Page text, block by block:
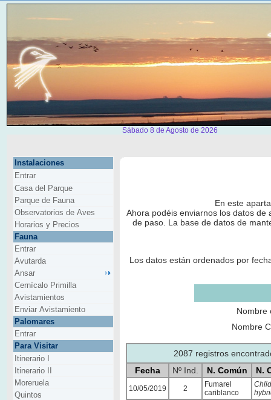
Sábado 8 de Agosto de 2026
Instalaciones
Entrar
Casa del Parque
Parque de Fauna
Observatorios de Aves
Horarios y Precios
Fauna
Entrar
Avutarda
Ansar
Cernícalo Primilla
Avistamientos
Enviar Avistamiento
Palomares
Entrar
Para Visitar
Itinerario I
Itinerario II
Moreruela
Quintos
En este
Ahora podéis enviarnos los datos
de paso. La base de datos de
Los datos están ordenados por
Nombre
Nombre
2087 registros
Fecha
Nº Ind. N. Común N.
10/05/2019 2
Fumarel
cariblanco